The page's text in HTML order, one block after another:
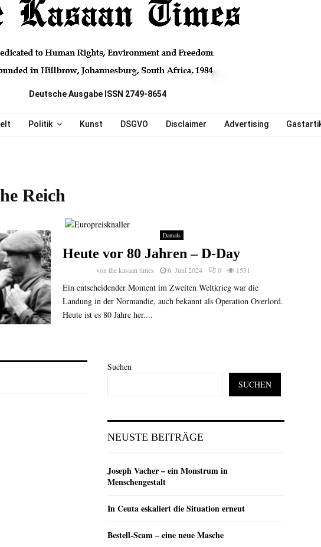
Deutsche Ausgabe ISSN 2749-8654
Politik Kunst DSGVO Disclaimer Advertising
Reich
Damals
Heute vor 80 Jahren – D-Day
vonthe kasaan times 6. Juni 2024 0 1531
Ein entscheidender Moment im Zweiten Weltkrieg war die
Landung in der Normandie, auch bekannt als Operation Overlord.
Heute ist es 80 Jahre her....
Suchen
SUCHEN
NEUSTE BEITRÄGE
Joseph Vacher – ein Monstrum in
Menschengestalt
In Ceuta eskaliert die Situation erneut
Bestell-Scam – eine neue Masche